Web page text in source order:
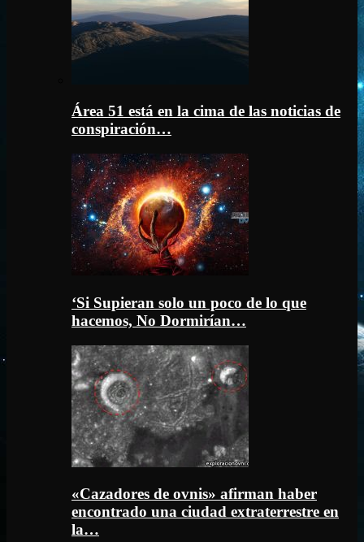
Área 51 está en la cima de las noticias de
conspiración…
‘Si Supieran solo un poco de lo que
hacemos, No Dormirían…
«Cazadores de ovnis» afirman haber
encontrado una ciudad extraterrestre en
la…